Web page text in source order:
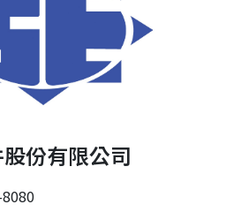
份有限公司